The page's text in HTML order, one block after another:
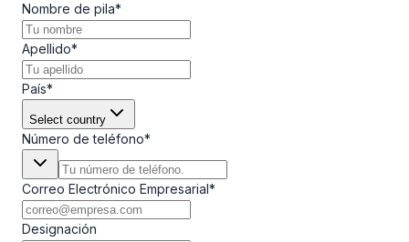
Nombre de pila*
Apellido*
País*
Select country
Número de teléfono*
Correo Electrónico Empresarial*
Designación